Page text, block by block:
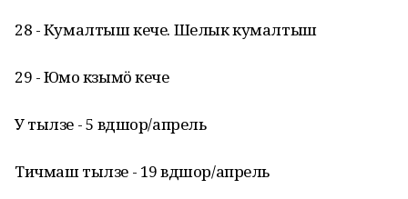
28 - Кумалтыш кече. Шелык кумалтыш
29 - Юмо кӱзымӧ кече
У тылзе - 5 вӱдшор/апрель
Тичмаш тылзе - 19 вӱдшор/апрель